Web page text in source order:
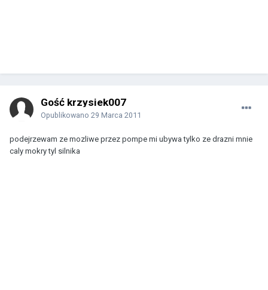
Gość krzysiek007
Opublikowano 29 Marca 2011
podejrzewam ze mozliwe przez pompe mi ubywa tylko ze drazni mnie
caly mokry tyl silnika